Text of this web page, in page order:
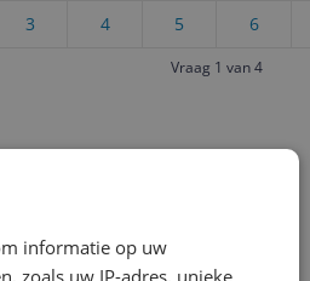
6
5
4
3
Vraag 1 van 4
informatie op uw
zoals uw IP-adres, unieke